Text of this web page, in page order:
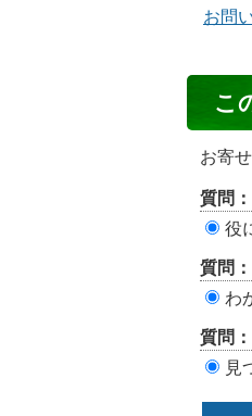
お問
ン
テ
ン
ツ
価
リ
ア
こ
お寄
質問
役
質問
わ
質問
見